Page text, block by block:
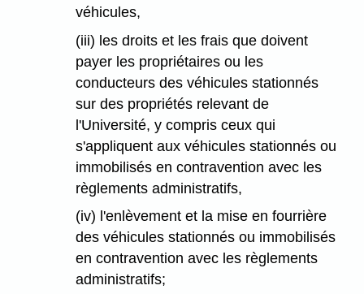
véhicules,
(iii) les droits et les frais que doivent
payer les propriétaires ou les
conducteurs des véhicules stationnés
sur des propriétés relevant de
l'Université, y compris ceux qui
s'appliquent aux véhicules stationnés ou
immobilisés en contravention avec les
règlements administratifs,
(iv) l'enlèvement et la mise en fourrière
des véhicules stationnés ou immobilisés
en contravention avec les règlements
administratifs;